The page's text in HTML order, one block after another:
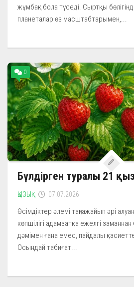
жұмбақ бола түседі. Сыртқы
планеталар өз масштабтарымен,...
0
Бүлдірген туралы 21
ҚЫЗЫҚ 07.07.2026
Өсімдіктер әлемі таңғажайып әрі
көпшілігі адамзатқа ежелгі заманнан
дәмімен ғана емес, пайдалы
Осындай табиғат...